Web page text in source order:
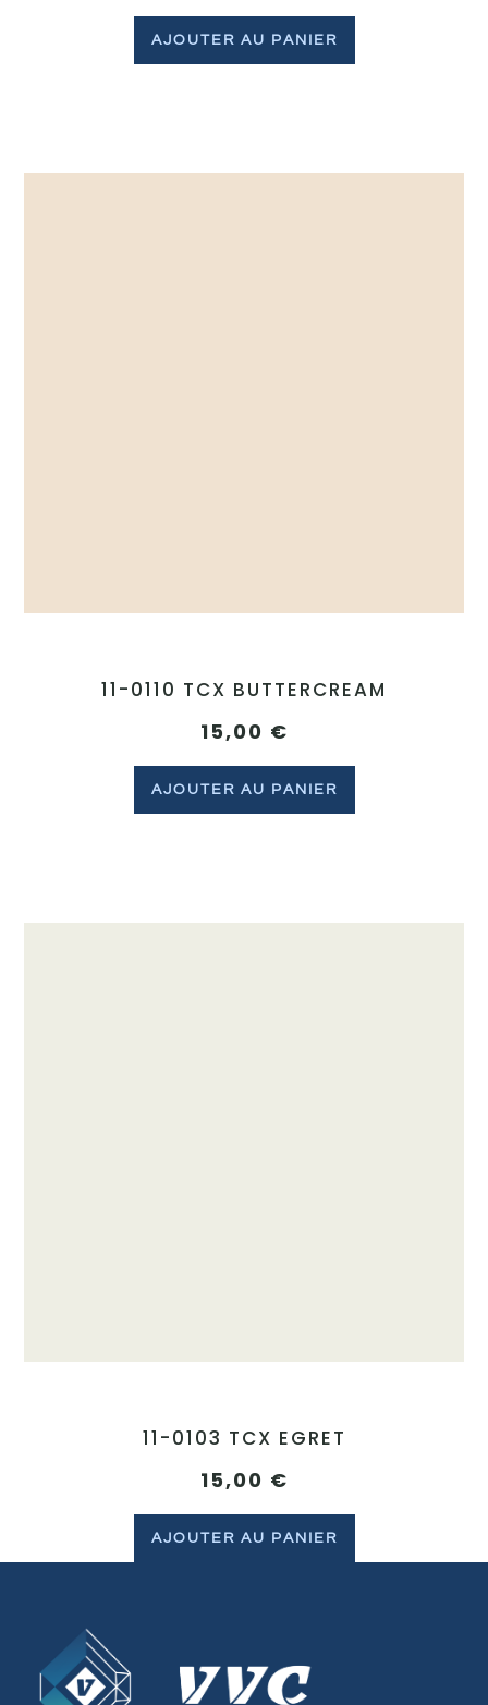
AJOUTER AU PANIER
11-0110 TCX BUTTERCREAM
15,00 €
AJOUTER AU PANIER
11-0103 TCX EGRET
15,00 €
AJOUTER AU PANIER